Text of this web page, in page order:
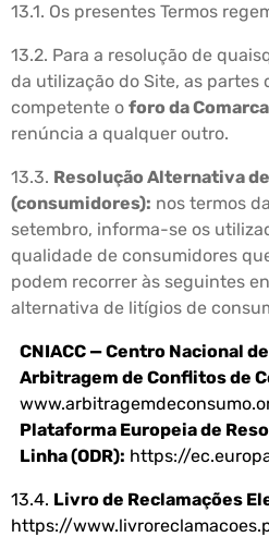
13.1. Os presentes Termos
13.2. Para a resolução de
da utilização do Site, as partes
competente o foro da
renúncia a qualquer outro.
13.3. Resolução Alternativa
(consumidores): nos termos
setembro, informa-se os
qualidade de consumidores
podem recorrer às seguintes
alternativa de litígios de
CNIACC — Centro Nacional
Arbitragem de Conflitos de
Plataforma Europeia de
Linha (ODR): https://
13.4. Livro de Reclamações
https://